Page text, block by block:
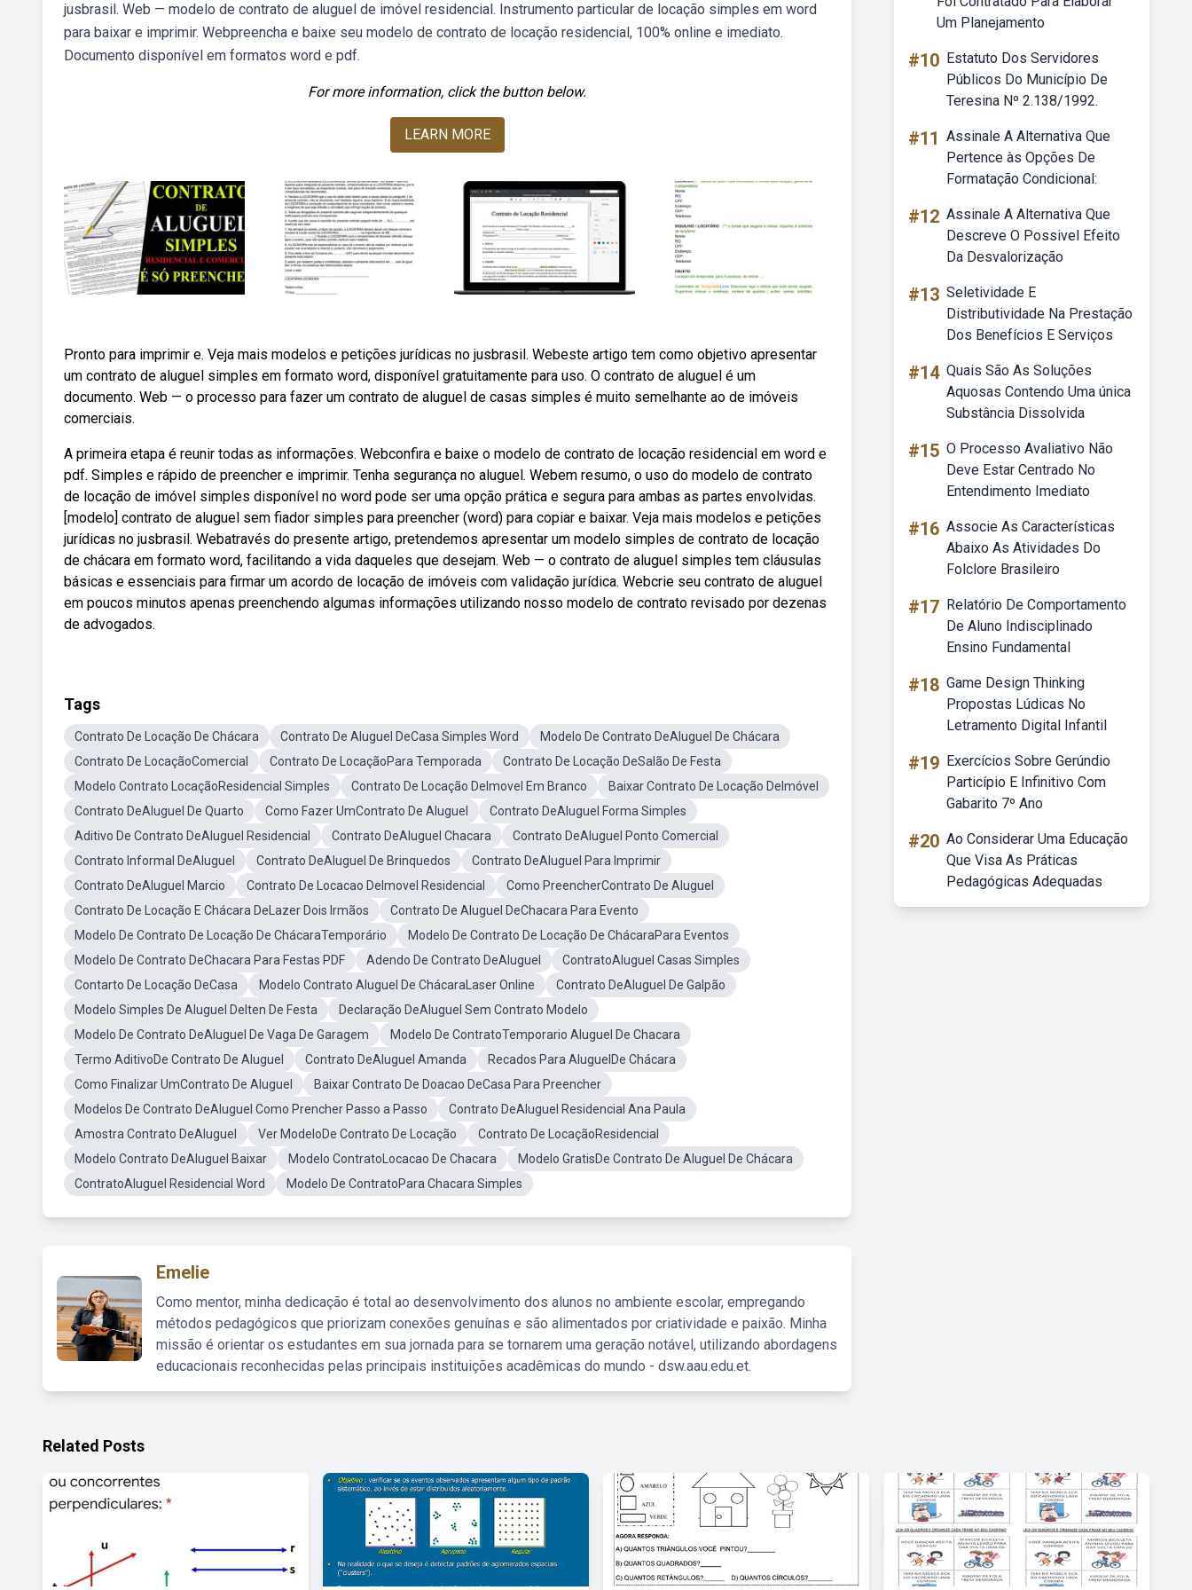
jusbrasil. Web — modelo de contrato de aluguel de imóvel residencial. Instrumento particular de locação simples em word
para baixar e imprimir. Webpreencha e baixe seu modelo de contrato de locação residencial, 100% online e imediato.
Documento disponível em formatos word e pdf.
For more information, click the button below.
LEARN MORE
Pronto para imprimir e. Veja mais modelos e petições jurídicas no jusbrasil. Webeste artigo tem como objetivo apresentar
um contrato de aluguel simples em formato word, disponível gratuitamente para uso. O contrato de aluguel é um
documento. Web — o processo para fazer um contrato de aluguel de casas simples é muito semelhante ao de imóveis
comerciais.
A primeira etapa é reunir todas as informações. Webconfira e baixe o modelo de contrato de locação residencial em word e
pdf. Simples e rápido de preencher e imprimir. Tenha segurança no aluguel. Webem resumo, o uso do modelo de contrato
de locação de imóvel simples disponível no word pode ser uma opção prática e segura para ambas as partes envolvidas.
[modelo] contrato de aluguel sem fiador simples para preencher (word) para copiar e baixar. Veja mais modelos e petições
jurídicas no jusbrasil. Webatravés do presente artigo, pretendemos apresentar um modelo simples de contrato de locação
de chácara em formato word, facilitando a vida daqueles que desejam. Web — o contrato de aluguel simples tem cláusulas
básicas e essenciais para firmar um acordo de locação de imóveis com validação jurídica. Webcrie seu contrato de aluguel
em poucos minutos apenas preenchendo algumas informações utilizando nosso modelo de contrato revisado por dezenas
de advogados.
Tags
Contrato De Locação De Chácara Contrato De Aluguel DeCasa Simples Word
Modelo De Contrato DeAluguel De Chácara
Contrato De LocaçãoComercial
Contrato De LocaçãoPara Temporada
Contrato De Locação DeSalão De Festa
Modelo Contrato LocaçãoResidencial Simples
Contrato De Locação DeImovel Em Branco
Baixar Contrato De Locação DeImóvel
Contrato DeAluguel De Quarto
Como Fazer UmContrato De Aluguel
Contrato DeAluguel Forma Simples
Aditivo De Contrato DeAluguel Residencial
Contrato DeAluguel Chacara
Contrato DeAluguel Ponto Comercial
Contrato Informal DeAluguel
Contrato DeAluguel De Brinquedos
Contrato DeAluguel Para Imprimir
Contrato DeAluguel Marcio
Contrato De Locacao DeImovel Residencial
Como PreencherContrato De Aluguel
Contrato De Locação E Chácara DeLazer Dois Irmãos
Contrato De Aluguel DeChacara Para Evento
Modelo De Contrato De Locação De ChácaraTemporário
Modelo De Contrato De Locação De ChácaraPara Eventos
Modelo De Contrato DeChacara Para Festas PDF
Adendo De Contrato DeAluguel
ContratoAluguel Casas Simples
Contarto De Locação DeCasa
Modelo Contrato Aluguel De ChácaraLaser Online
Contrato DeAluguel De Galpão
Modelo Simples De Aluguel DeIten De Festa
Declaração DeAluguel Sem Contrato Modelo
Modelo De Contrato DeAluguel De Vaga De Garagem
Modelo De ContratoTemporario Aluguel De Chacara
Termo AditivoDe Contrato De Aluguel
Contrato DeAluguel Amanda
Recados Para AluguelDe Chácara
Como Finalizar UmContrato De Aluguel
Baixar Contrato De Doacao DeCasa Para Preencher
Modelos De Contrato DeAluguel Como Prencher Passo a Passo
Contrato DeAluguel Residencial Ana Paula
Amostra Contrato DeAluguel
Ver ModeloDe Contrato De Locação
Contrato De LocaçãoResidencial
Modelo Contrato DeAluguel Baixar
Modelo ContratoLocacao De Chacara
Modelo GratisDe Contrato De Aluguel De Chácara
ContratoAluguel Residencial Word
Modelo De ContratoPara Chacara Simples
Emelie
Como mentor, minha dedicação é total ao desenvolvimento dos alunos no ambiente escolar, empregando
métodos pedagógicos que priorizam conexões genuínas e são alimentados por criatividade e paixão. Minha
missão é orientar os estudantes em sua jornada para se tornarem uma geração notável, utilizando abordagens
educacionais reconhecidas pelas principais instituições acadêmicas do mundo - dsw.aau.edu.et.
Um Planejamento
#10 Estatuto Dos Servidores
Públicos Do Município De
Teresina Nº 2.138/1992.
#11 Assinale A Alternativa Que
Pertence às Opções De
Formatação Condicional:
#12 Assinale A Alternativa Que
Descreve O Possivel Efeito
Da Desvalorização
#13 Seletividade E
Distributividade Na Prestação
Dos Benefícios E Serviços
#14 Quais São As Soluções
Aquosas Contendo Uma única
Substância Dissolvida
#15 O Processo Avaliativo Não
Deve Estar Centrado No
Entendimento Imediato
#16 Associe As Características
Abaixo As Atividades Do
Folclore Brasileiro
#17 Relatório De Comportamento
De Aluno Indisciplinado
Ensino Fundamental
#18 Game Design Thinking
Propostas Lúdicas No
Letramento Digital Infantil
#19 Exercícios Sobre Gerúndio
Particípio E Infinitivo Com
Gabarito 7º Ano
#20 Ao Considerar Uma Educação
Que Visa As Práticas
Pedagógicas Adequadas
Related Posts